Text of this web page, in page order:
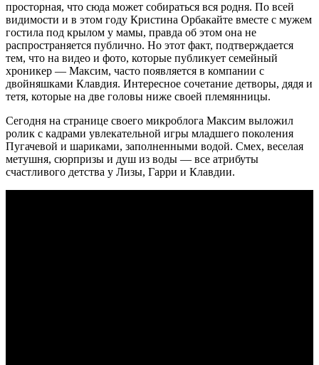
просторная, что сюда может собираться вся родня. По всей
видимости и в этом году Кристина Орбакайте вместе с мужем
гостила под крылом у мамы, правда об этом она не
распространяется публично. Но этот факт, подтверждается
тем, что на видео и фото, которые публикует семейный
хроникер — Максим, часто появляется в компании с
двойняшками Клавдия. Интересное сочетание детворы, дядя и
тетя, которые на две головы ниже своей племянницы.
Сегодня на странице своего микроблога Максим выложил
ролик с кадрами увлекательной игры младшего поколения
Пугачевой и шариками, заполненными водой. Смех, веселая
метушня, сюрпризы и душ из воды — все атрибуты
счастливого детства у Лизы, Гарри и Клавдии.